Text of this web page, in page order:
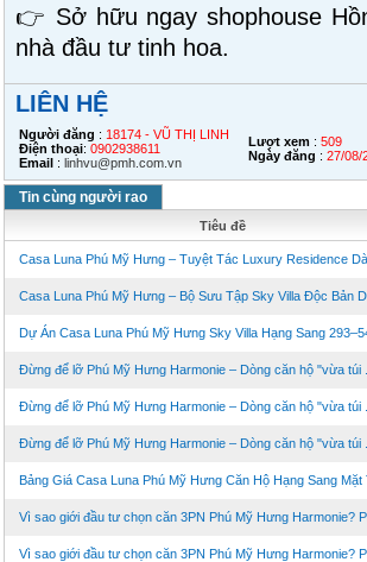
👉 Sở hữu ngay shophouse
nhà đầu tư tinh hoa.
LIÊN HỆ
Người đăng : 18174 - VŨ THỊ LINH
Điện thoại: 0902938611
Email : linhvu@pmh.com.vn
Lượt xem : 509
Ngày đăng : 27/08/
Tin cùng người rao
Tiêu đề
Casa Luna Phú Mỹ Hưng – Tuyệt Tác Luxury Residence
Casa Luna Phú Mỹ Hưng – Bộ Sưu Tập Sky Villa Độc Bản
Dự Án Casa Luna Phú Mỹ Hưng Sky Villa Hạng Sang
Đừng để lỡ Phú Mỹ Hưng Harmonie – Dòng căn hộ "vừa túi ...
Đừng để lỡ Phú Mỹ Hưng Harmonie – Dòng căn hộ "vừa túi ...
Đừng để lỡ Phú Mỹ Hưng Harmonie – Dòng căn hộ "vừa túi ...
Bảng Giá Casa Luna Phú Mỹ Hưng Căn Hộ Hạng Sang Mặt
Vì sao giới đầu tư chọn căn 3PN Phú Mỹ Hưng Harmonie?
Vì sao giới đầu tư chọn căn 3PN Phú Mỹ Hưng Harmonie?